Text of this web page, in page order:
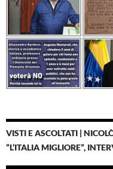
VISTI E ASCOLTATI |
“L’ITALIA MIGLIORE”,